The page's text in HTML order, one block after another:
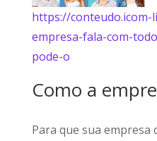
https://conteudo.icom-
empresa-fala-com-
pode-o
Como a
Para que sua empresa